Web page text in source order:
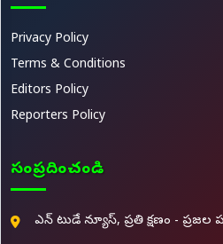
Privacy Policy
Terms & Conditions
Editors Policy
Reporters Policy
సంప్రదించండి
ఎన్ టుడే న్యూస్, ప్రతి క్షణం - ప్రజల